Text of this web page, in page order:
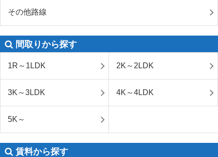
その他路線
間取りから探す
1R～1LDK 2K～2LDK
3K～3LDK 4K～4LDK
5K～
賃料から探す